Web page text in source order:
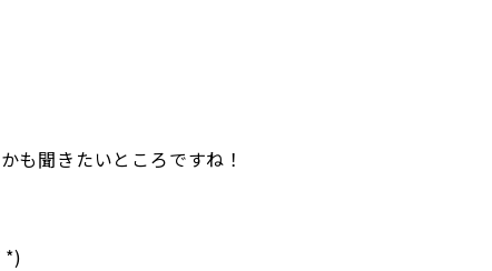
も聞きたいところですね！